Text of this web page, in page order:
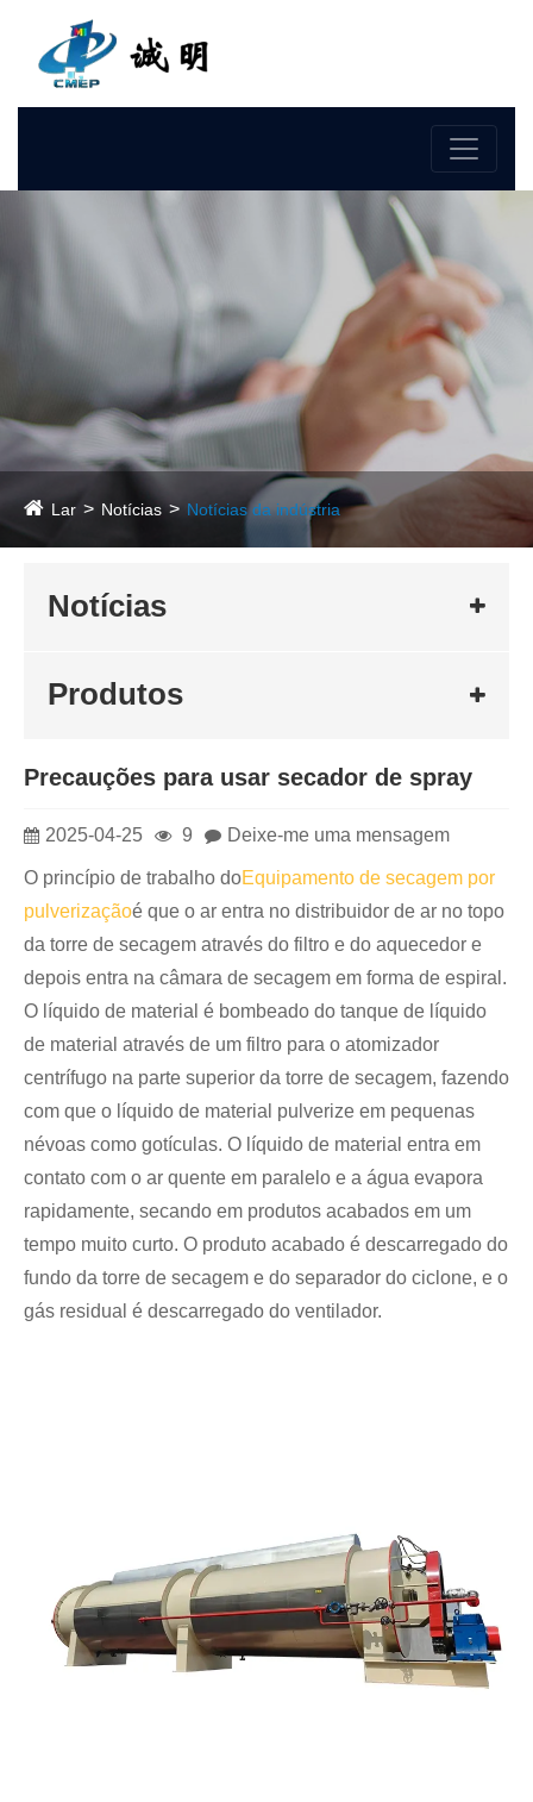
Lar Notícias Notícias da indústria
Notícias
Produtos
Precauções para usar secador de spray
2025-04-25 9 Deixe-me uma mensagem
O princípio de trabalho doEquipamento de secagem por
pulverizaçãoé que o ar entra no distribuidor de ar no topo
da torre de secagem através do filtro e do aquecedor e
depois entra na câmara de secagem em forma de espiral.
O líquido de material é bombeado do tanque de líquido
de material através de um filtro para o atomizador
centrífugo na parte superior da torre de secagem, fazendo
com que o líquido de material pulverize em pequenas
névoas como gotículas. O líquido de material entra em
contato com o ar quente em paralelo e a água evapora
rapidamente, secando em produtos acabados em um
tempo muito curto. O produto acabado é descarregado do
fundo da torre de secagem e do separador do ciclone, e o
gás residual é descarregado do ventilador.